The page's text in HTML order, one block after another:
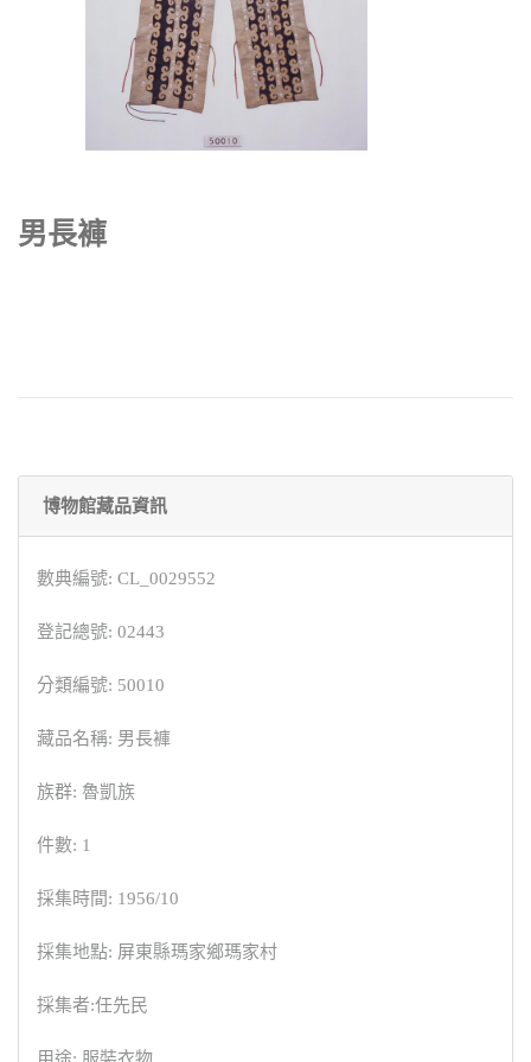
男長褲
博物館藏品資訊
數典編號: CL_0029552
登記總號: 02443
分類編號: 50010
藏品名稱: 男長褲
族群: 魯凱族
件數: 1
採集時間: 1956/10
採集地點: 屏東縣瑪家鄉瑪家村
採集者:任先民